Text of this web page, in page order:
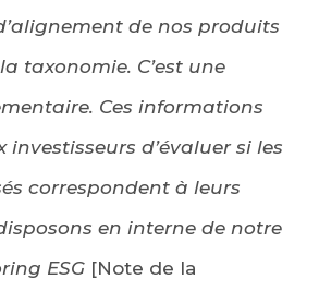
de nos produits
taxonomie. C’est une
Ces informations
d’évaluer si les
correspondent à leurs
en interne de notre
ESG [Note de la